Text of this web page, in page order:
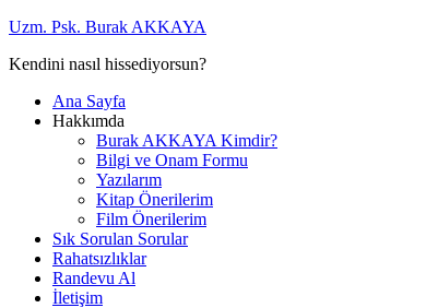
Uzm. Psk. Burak AKKAYA
Kendini nasıl hissediyorsun?
Ana Sayfa
Hakkımda
Burak AKKAYA Kimdir?
Bilgi ve Onam Formu
Yazılarım
Kitap Önerilerim
Film Önerilerim
Sık Sorulan Sorular
Rahatsızlıklar
Randevu Al
İletişim